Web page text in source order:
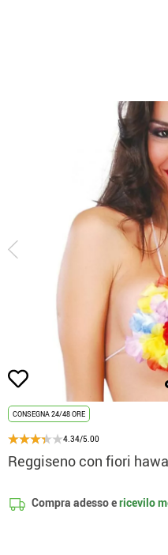
CONSEGNA 24/48 ORE
4.34/5.00
Reggiseno con fiori
Compra adesso ericevilo